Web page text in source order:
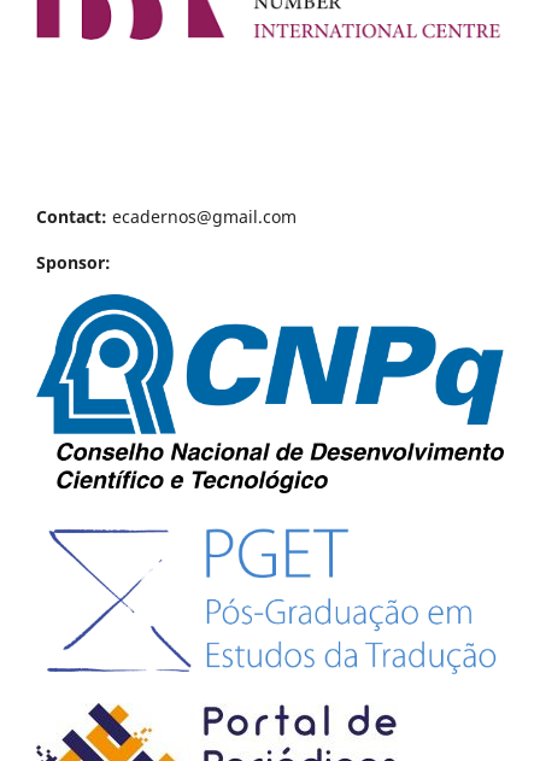
Contact: ecadernos@gmail.com
Sponsor: